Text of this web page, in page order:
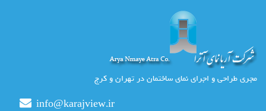
مجری طراحی و اجرای نمای ساختمان در تهران و کرج
info@karajview.ir